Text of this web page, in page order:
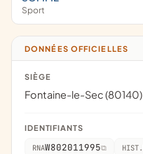
Sport
DONNÉES OFFICIELLES
SIÈGE
Fontaine-le-Sec (80140)
IDENTIFIANTS
RNAW802011995 HIST.